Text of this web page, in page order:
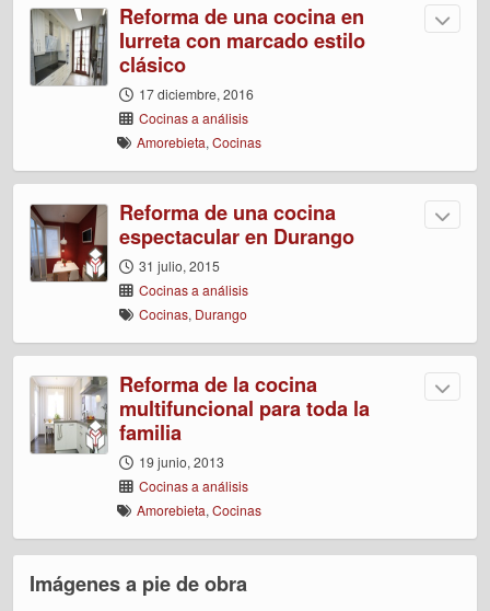
Reforma de una cocina en
Iurreta con marcado estilo
clásico
17 diciembre, 2016
Cocinas a análisis
Amorebieta, Cocinas
Reforma de una cocina
espectacular en Durango
31 julio, 2015
Cocinas a análisis
Cocinas, Durango
Reforma de la cocina
multifuncional para toda la
familia
19 junio, 2013
Cocinas a análisis
Amorebieta, Cocinas
Imágenes a pie de obra